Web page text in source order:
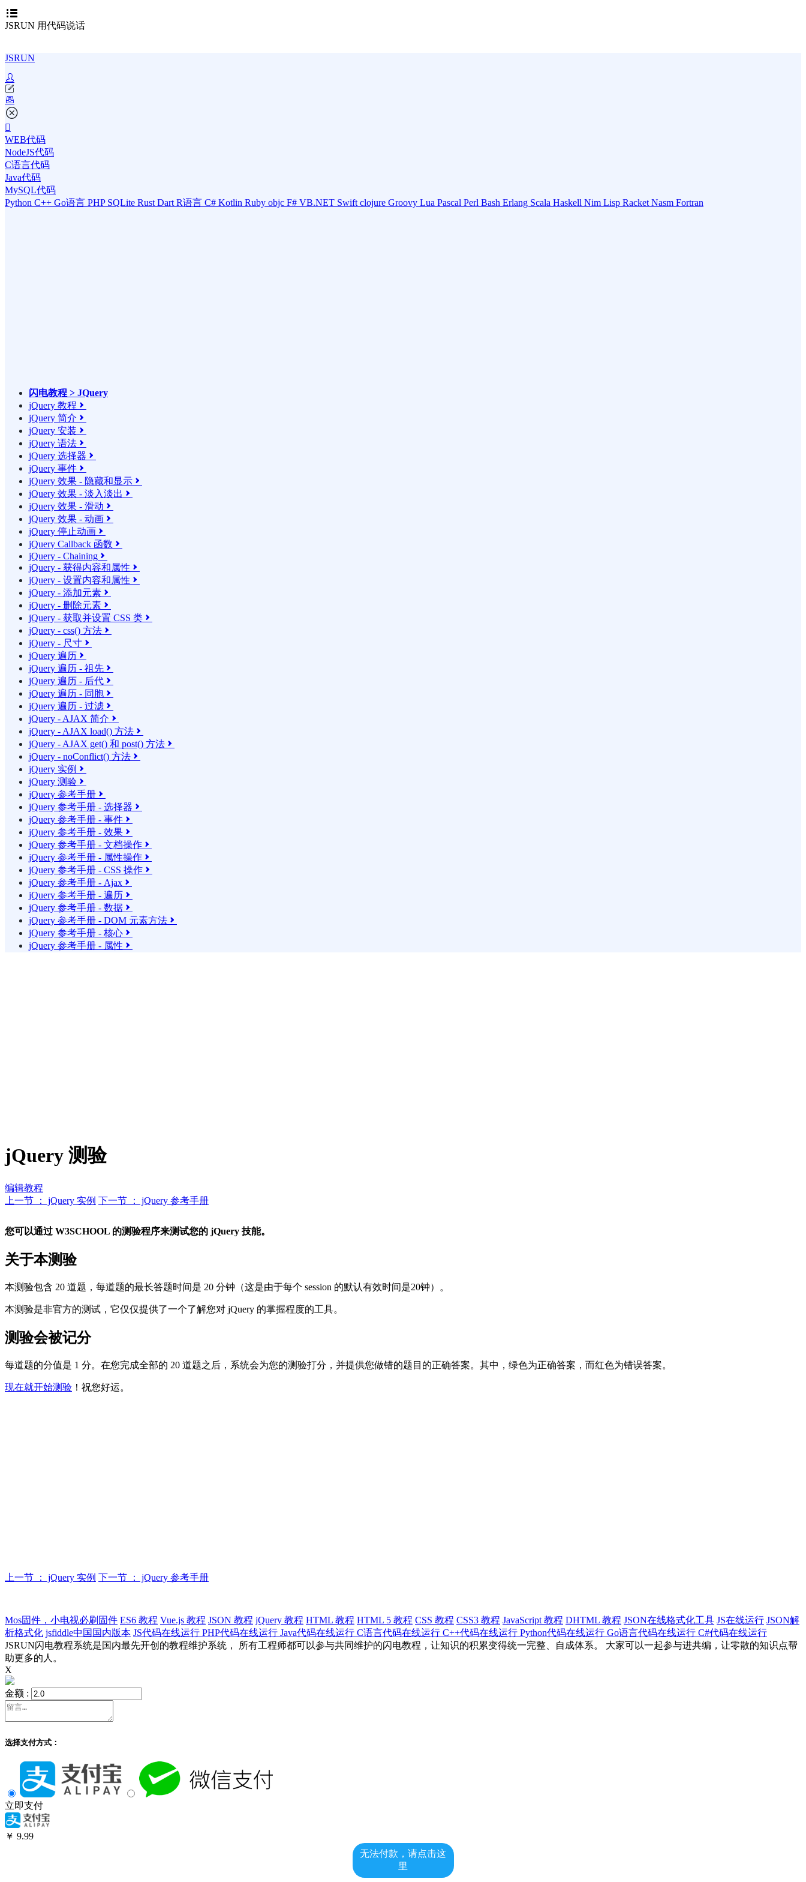
JSRUN 用代码说话
JSRUN
WEB代码
NodeJS代码
C语言代码
Java代码
MySQL代码
Python C++ Go语言 PHP SQLite Rust Dart R语言 C# Kotlin Ruby objc F# VB.NET Swift clojure Groovy Lua Pascal Perl Bash Erlang Scala Haskell Nim Lisp Racket Nasm Fortran
闪电教程 > JQuery
jQuery 教程 
jQuery 简介 
jQuery 安装 
jQuery 语法 
jQuery 选择器 
jQuery 事件 
jQuery 效果 - 隐藏和显示 
jQuery 效果 - 淡入淡出 
jQuery 效果 - 滑动 
jQuery 效果 - 动画 
jQuery 停止动画 
jQuery Callback 函数 
jQuery - Chaining 
jQuery - 获得内容和属性 
jQuery - 设置内容和属性 
jQuery - 添加元素 
jQuery - 删除元素 
jQuery - 获取并设置 CSS 类 
jQuery - css() 方法 
jQuery - 尺寸 
jQuery 遍历 
jQuery 遍历 - 祖先 
jQuery 遍历 - 后代 
jQuery 遍历 - 同胞 
jQuery 遍历 - 过滤 
jQuery - AJAX 简介 
jQuery - AJAX load() 方法 
jQuery - AJAX get() 和 post() 方法 
jQuery - noConflict() 方法 
jQuery 实例 
jQuery 测验 
jQuery 参考手册 
jQuery 参考手册 - 选择器 
jQuery 参考手册 - 事件 
jQuery 参考手册 - 效果 
jQuery 参考手册 - 文档操作 
jQuery 参考手册 - 属性操作 
jQuery 参考手册 - CSS 操作 
jQuery 参考手册 - Ajax 
jQuery 参考手册 - 遍历 
jQuery 参考手册 - 数据 
jQuery 参考手册 - DOM 元素方法 
jQuery 参考手册 - 核心 
jQuery 参考手册 - 属性 
jQuery 测验
编辑教程
上一节 ： jQuery 实例 下一节 ： jQuery 参考手册
您可以通过 W3SCHOOL 的测验程序来测试您的 jQuery 技能。
关于本测验
本测验包含 20 道题，每道题的最长答题时间是 20 分钟（这是由于每个 session 的默认有效时间是20钟）。
本测验是非官方的测试，它仅仅提供了一个了解您对 jQuery 的掌握程度的工具。
测验会被记分
每道题的分值是 1 分。在您完成全部的 20 道题之后，系统会为您的测验打分，并提供您做错的题目的正确答案。其中，绿色为正确答案，而红色为错误答案。
现在就开始测验 ！祝您好运。
上一节 ： jQuery 实例 下一节 ： jQuery 参考手册
Mos固件，小电视必刷固件 ES6 教程 Vue.js 教程 JSON 教程 jQuery 教程 HTML 教程 HTML 5 教程 CSS 教程 CSS3 教程 JavaScript 教程 DHTML 教程 JSON在线格式化工具 JS在线运行 JSON解
析格式化 jsfiddle中国国内版本 JS代码在线运行 PHP代码在线运行 Java代码在线运行 C语言代码在线运行 C++代码在线运行 Python代码在线运行 Go语言代码在线运行 C#代码在线运行
JSRUN闪电教程系统是国内最先开创的教程维护系统， 所有工程师都可以参与共同维护的闪电教程，让知识的积累变得统一完整、自成体系。 大家可以一起参与进共编，让零散的知识点帮
助更多的人。
X
金额 :
选择支付方式：
立即支付
￥ 9.99
无法付款，请点击这
里